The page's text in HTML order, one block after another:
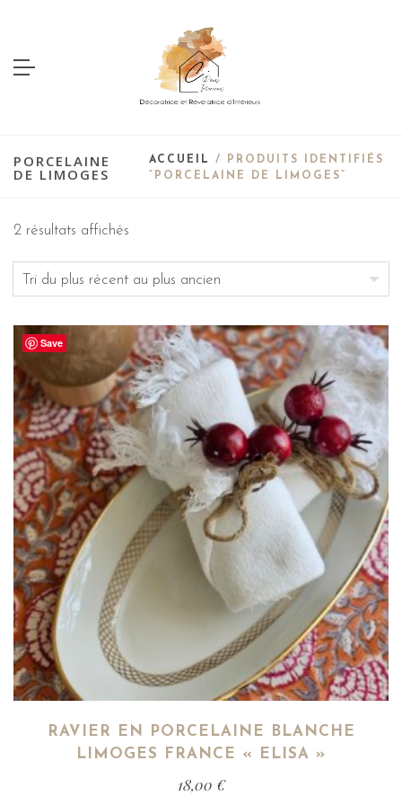
PORCELAINE
DE LIMOGES
ACCUEIL
/ PRODUITS IDENTIFIÉS
“PORCELAINE DE LIMOGES”
2 résultats affichés
Save
RAVIER EN PORCELAINE BLANCHE
LIMOGES FRANCE « ELISA »
18,00 €